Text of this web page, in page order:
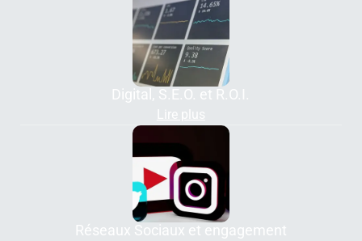
Digital, S.E.O. et R.O.I.
Lire plus
Réseaux Sociaux et engagement